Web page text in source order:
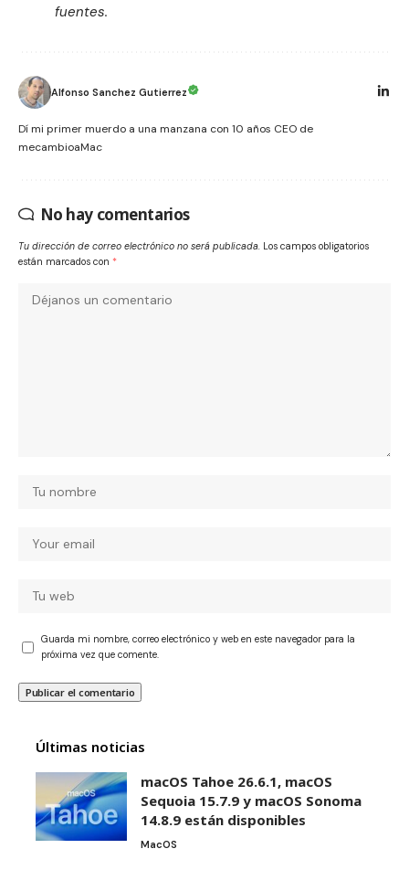
fuentes.
Alfonso Sanchez Gutierrez
Dí mi primer muerdo a una manzana con 10 años CEO de
mecambioaMac
No hay comentarios
Tu dirección de correo electrónico no será publicada. Los campos obligatorios
están marcados con *
Guarda mi nombre, correo electrónico y web en este navegador para la
próxima vez que comente.
Últimas noticias
macOS Tahoe 26.6.1, macOS
Sequoia 15.7.9 y macOS Sonoma
14.8.9 están disponibles
MacOS